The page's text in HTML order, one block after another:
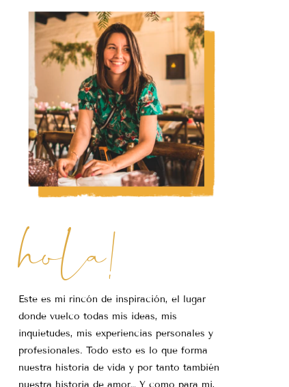
hola!
Este es mi rincón de inspiración, el lugar
donde vuelco todas mis ideas, mis
inquietudes, mis experiencias personales y
profesionales. Todo esto es lo que forma
nuestra historia de vida y por tanto también
nuestra historia de amor… Y como para mi,